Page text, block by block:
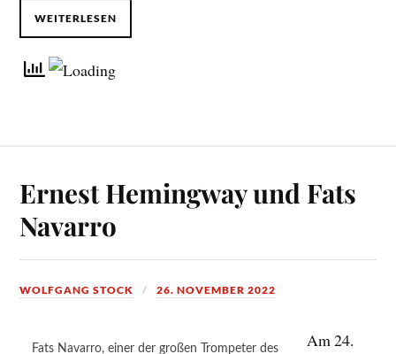
WEITERLESEN
Ernest Hemingway und Fats
Navarro
WOLFGANG STOCK 26. NOVEMBER 2022
Fats Navarro, einer der großen Trompeter des
Am 24.